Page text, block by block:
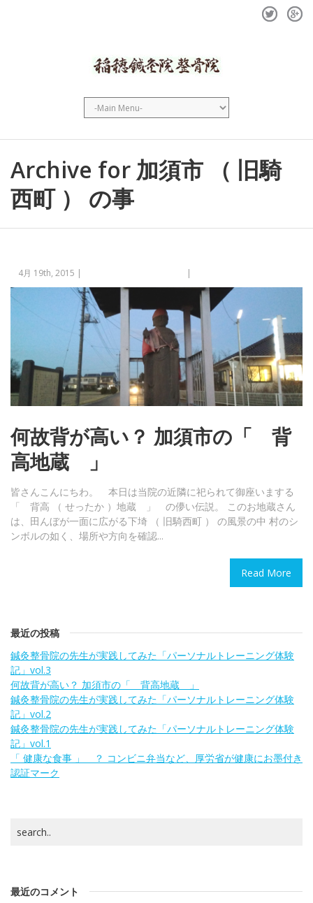
TwitterGPlus
Archive for 加須市 （ 旧騎
西町 ） の事
4月 19th, 2015 | |
何故背が高い？ 加須市の「 背
高地蔵 」
皆さんこんにちわ。 本日は当院の近隣に祀られて御座いまする
「 背高 （ せったか ）地蔵 」 の儚い伝説。 このお地蔵さん
は、田んぼが一面に広がる下埼 （ 旧騎西町 ） の風景の中 村のシ
ンボルの如く、場所や方向を確認...
Read More
最近の投稿
鍼灸整骨院の先生が実践してみた「パーソナルトレーニング体験
記」vol.3
何故背が高い？ 加須市の「 背高地蔵 」
鍼灸整骨院の先生が実践してみた「パーソナルトレーニング体験
記」vol.2
鍼灸整骨院の先生が実践してみた「パーソナルトレーニング体験
記」vol.1
「 健康な食事 」 ？ コンビニ弁当など、厚労省が健康にお墨付き
認証マーク
最近のコメント